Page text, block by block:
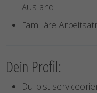
Ausland
Familiäre
Dein Profil:
Du bist